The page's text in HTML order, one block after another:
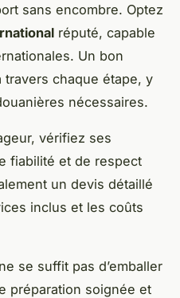
sans encombre. Optez
réputé, capable
Un bon
travers chaque étape, y
nécessaires.
vérifiez ses
fiabilité et de respect
un devis détaillé
inclus et les coûts
se suffit pas d’emballer
préparation soignée et